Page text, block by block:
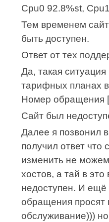
Cpu0 92.8%st,
Тем временем
быть доступен.
Ответ от тех
Да, такая
тарифных планах
Номер обращения
Сайт был
Далее я позвонил
получил ответ что
изменить не
хостов, а тай в
недоступен. И ещё
обращения просят
обслуживание)))